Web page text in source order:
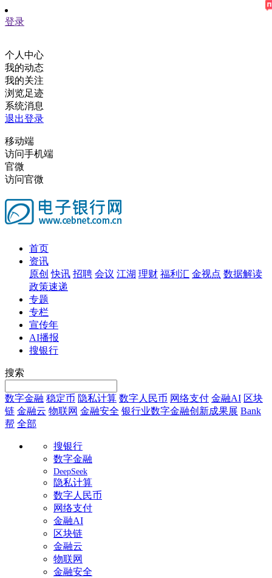
登录
个人中心
我的动态
我的关注
浏览足迹
系统消息
退出登录
移动端
访问手机端
官微
访问官微
首页
资讯
原创 快讯 招聘 会议 江湖 理财 福利汇 金视点 数据解读
政策速递
专题
专栏
宣传年
AI播报
搜银行
搜索
数字金融 稳定币 隐私计算 数字人民币 网络支付 金融AI 区块
链 金融云 物联网 金融安全 银行业数字金融创新成果展 Bank
帮 全部
搜银行
数字金融
DeepSeek
隐私计算
数字人民币
网络支付
金融AI
区块链
金融云
物联网
金融安全